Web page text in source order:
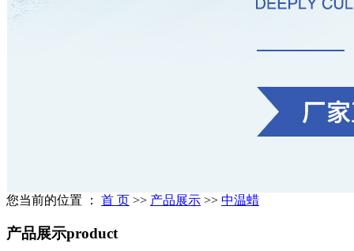
您当前的位置 ： 首 页 >> 产品展示 >> 中温蜡
产品展示product